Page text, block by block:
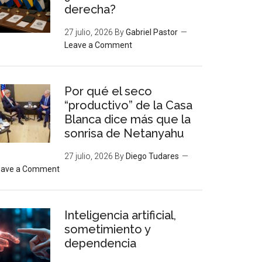
derecha?
27 julio, 2026 ByGabriel Pastor
Leave a Comment
Por qué el seco
“productivo” de la Casa
Blanca dice más que la
sonrisa de Netanyahu
27 julio, 2026 By Diego Tudares
a Comment
Inteligencia artificial,
sometimiento y
dependencia